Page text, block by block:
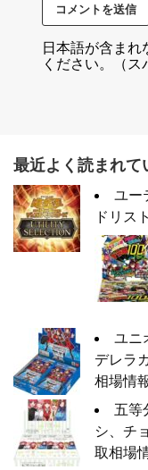
日本語が含ま
ください。（ス
最近よく読まれて
ユー
ドリス
ユニ
デレラ
相場情
五等
シ、チ
取相場